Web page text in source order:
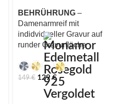
BEHRÜHRUNG –
Damenarmreif mit
indidvidueller Gravur auf
runder Gravurfläche
149€ 129€